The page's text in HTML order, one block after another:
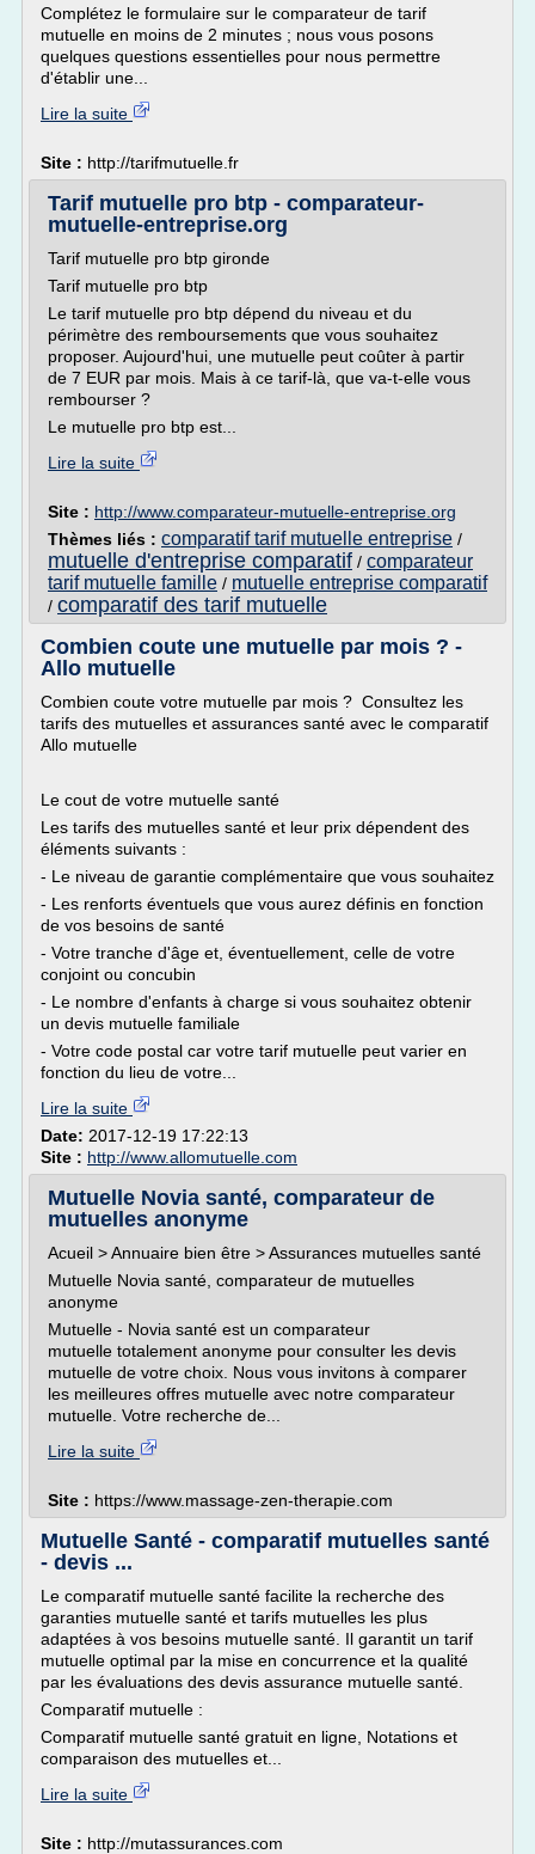
Complétez le formulaire sur le comparateur de tarif
mutuelle en moins de 2 minutes ; nous vous posons
quelques questions essentielles pour nous permettre
d'établir une...
Lire la suite
Site : http://tarifmutuelle.fr
Tarif mutuelle pro btp - comparateur-
mutuelle-entreprise.org
Tarif mutuelle pro btp gironde
Tarif mutuelle pro btp
Le tarif mutuelle pro btp dépend du niveau et du
périmètre des remboursements que vous souhaitez
proposer. Aujourd'hui, une mutuelle peut coûter à partir
de 7 EUR par mois. Mais à ce tarif-là, que va-t-elle vous
rembourser ?
Le mutuelle pro btp est...
Lire la suite
Site : http://www.comparateur-mutuelle-entreprise.org
Thèmes liés : comparatif tarif mutuelle entreprise /
mutuelle d'entreprise comparatif / comparateur
tarif mutuelle famille / mutuelle entreprise comparatif
/ comparatif des tarif mutuelle
Combien coute une mutuelle par mois ? -
Allo mutuelle
Combien coute votre mutuelle par mois ? Consultez les
tarifs des mutuelles et assurances santé avec le comparatif
Allo mutuelle
Le cout de votre mutuelle santé
Les tarifs des mutuelles santé et leur prix dépendent des
éléments suivants :
- Le niveau de garantie complémentaire que vous souhaitez
- Les renforts éventuels que vous aurez définis en fonction
de vos besoins de santé
- Votre tranche d'âge et, éventuellement, celle de votre
conjoint ou concubin
- Le nombre d'enfants à charge si vous souhaitez obtenir
un devis mutuelle familiale
- Votre code postal car votre tarif mutuelle peut varier en
fonction du lieu de votre...
Lire la suite
Date: 2017-12-19 17:22:13
Site : http://www.allomutuelle.com
Mutuelle Novia santé, comparateur de
mutuelles anonyme
Acueil > Annuaire bien être > Assurances mutuelles santé
Mutuelle Novia santé, comparateur de mutuelles
anonyme
Mutuelle - Novia santé est un comparateur
mutuelle totalement anonyme pour consulter les devis
mutuelle de votre choix. Nous vous invitons à comparer
les meilleures offres mutuelle avec notre comparateur
mutuelle. Votre recherche de...
Lire la suite
Site : https://www.massage-zen-therapie.com
Mutuelle Santé - comparatif mutuelles santé
- devis ...
Le comparatif mutuelle santé facilite la recherche des
garanties mutuelle santé et tarifs mutuelles les plus
adaptées à vos besoins mutuelle santé. Il garantit un tarif
mutuelle optimal par la mise en concurrence et la qualité
par les évaluations des devis assurance mutuelle santé.
Comparatif mutuelle :
Comparatif mutuelle santé gratuit en ligne, Notations et
comparaison des mutuelles et...
Lire la suite
Site : http://mutassurances.com